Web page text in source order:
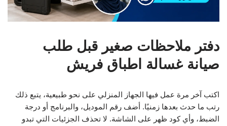
دفتر ملاحظات صغير قبل طلب
صيانة غسالة اطباق فريش
اكتب آخر مرة عمل فيها الجهاز المنزلي على نحو طبيعية، يتبع ذلك
رتب ما حدث بعدها زمنيًا. أضف رقم الموديل، والبرنامج أو درجة
الضبط، وأي كود ظهر على الشاشة. لا تحذف الجزئيات التي تبدو